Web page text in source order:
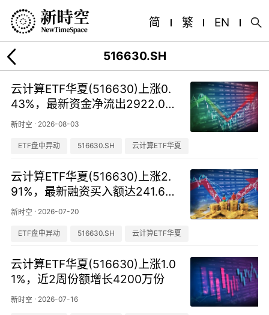
简 繁 EN
516630.SH
云计算ETF华夏(516630)上涨0.
43%，最新资金净流出2922.00
万元
新时空 · 2026-08-03
ETF盘中异动 516630.SH 云计算ETF华夏
云计算ETF华夏(516630)上涨2.
91%，最新融资买入额达241.61
万元
新时空 · 2026-07-20
ETF盘中异动 516630.SH 云计算ETF华夏
云计算ETF华夏(516630)上涨1.0
1%，近2周份额增长4200万份
新时空 · 2026-07-16